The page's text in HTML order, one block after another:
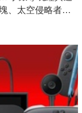
、太空侵略者，
？